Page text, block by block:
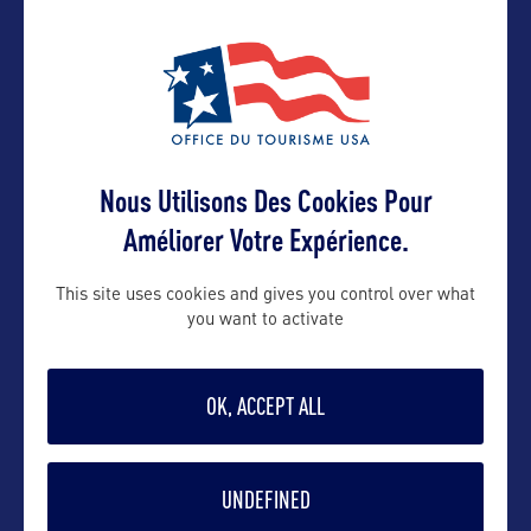
VOIR LE SITE
DANS LA MÊME CATEGORIE
Nous Utilisons Des Cookies Pour
Améliorer Votre Expérience.
This site uses cookies and gives you control over what
you want to activate
OK, ACCEPT ALL
UNDEFINED